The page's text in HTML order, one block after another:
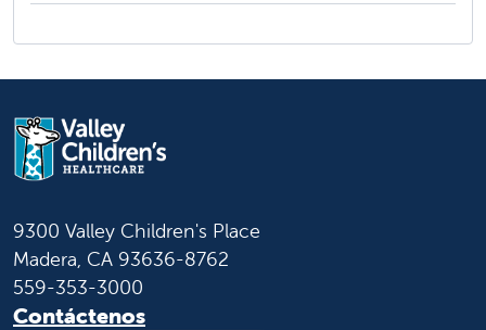
9300 Valley Children's Place
Madera, CA 93636-8762
559-353-3000
Contáctenos